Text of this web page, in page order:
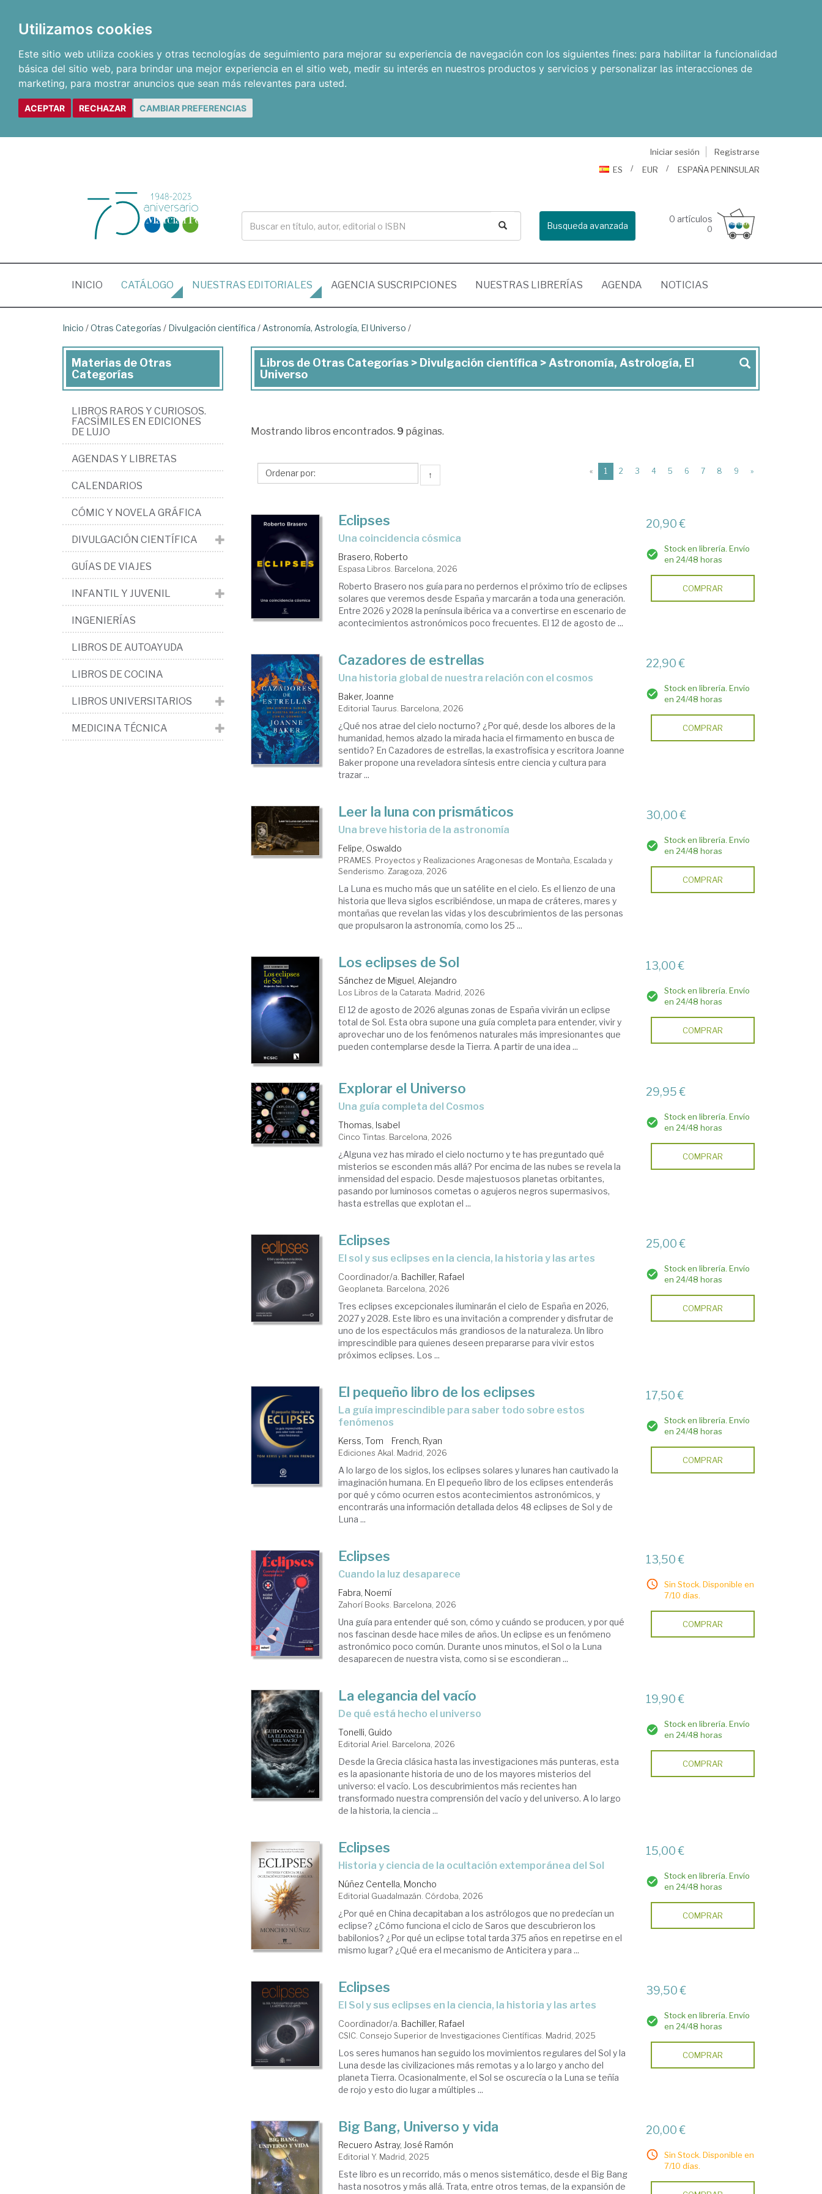
Utilizamos cookies
Este sitio web utiliza cookies y otras tecnologías de seguimiento para mejorar su experiencia de navegación con los siguientes fines: para habilitar la funcionalidad
básica del sitio web, para brindar una mejor experiencia en el sitio web, medir su interés en nuestros productos y servicios y personalizar las interacciones de
marketing, para mostrar anuncios que sean más relevantes para usted.
ACEPTAR RECHAZAR CAMBIAR PREFERENCIAS
Iniciar sesión
Registrarse
ES
EUR ESPAÑA PENINSULAR
Busqueda avanzada
0 artículos
0
INICIO (CURRENT)
CATÁLOGO NUESTRAS EDITORIALES AGENCIA SUSCRIPCIONES NUESTRAS LIBRERÍAS AGENDA NOTICIAS
Inicio /Otras Categorías / Divulgación científica / Astronomía, Astrología, El Universo /
Libros
de
Categorías
Divulgación
científica
Astronomía,
Astrología,
El
Universo
Libros de Otras Categorías > Divulgación científica > Astronomía, Astrología, El
Universo
Mostrando libros encontrados. 9 páginas.
↑ « 1 (current)
2 3 4 5 6 7 8 9 »
Eclipses
Una coincidencia cósmica
Brasero, Roberto
Espasa Libros. Barcelona, 2026
Roberto Brasero nos guía para no perdernos el próximo trío de eclipses
solares que veremos desde España y marcarán a toda una generación.
Entre 2026 y 2028 la península ibérica va a convertirse en escenario de
acontecimientos astronómicos poco frecuentes. El 12 de agosto de ...
20,90 €
Stock en librería. Envío
en 24/48 horas
COMPRAR
Cazadores de estrellas
Una historia global de nuestra relación con el cosmos
Baker, Joanne
Editorial Taurus. Barcelona, 2026
¿Qué nos atrae del cielo nocturno? ¿Por qué, desde los albores de la
humanidad, hemos alzado la mirada hacia el firmamento en busca de
sentido? En Cazadores de estrellas, la exastrofísica y escritora Joanne
Baker propone una reveladora síntesis entre ciencia y cultura para
trazar ...
22,90 €
Stock en librería. Envío
en 24/48 horas
COMPRAR
Leer la luna con prismáticos
Una breve historia de la astronomía
Felipe, Oswaldo
PRAMES. Proyectos y Realizaciones Aragonesas de Montaña, Escalada y
Senderismo. Zaragoza, 2026
La Luna es mucho más que un satélite en el cielo. Es el lienzo de una
historia que lleva siglos escribiéndose, un mapa de cráteres, mares y
montañas que revelan las vidas y los descubrimientos de las personas
que propulsaron la astronomía, como los 25 ...
30,00 €
Stock en librería. Envío
en 24/48 horas
COMPRAR
Los eclipses de Sol
Sánchez de Miguel, Alejandro
Los Libros de la Catarata. Madrid, 2026
El 12 de agosto de 2026 algunas zonas de España vivirán un eclipse
total de Sol. Esta obra supone una guía completa para entender, vivir y
aprovechar uno de los fenómenos naturales más impresionantes que
pueden contemplarse desde la Tierra. A partir de una idea ...
13,00 €
Stock en librería. Envío
en 24/48 horas
COMPRAR
Explorar el Universo
Una guía completa del Cosmos
Thomas, Isabel
Cinco Tintas. Barcelona, 2026
¿Alguna vez has mirado el cielo nocturno y te has preguntado qué
misterios se esconden más allá? Por encima de las nubes se revela la
inmensidad del espacio. Desde majestuosos planetas orbitantes,
pasando por luminosos cometas o agujeros negros supermasivos,
hasta estrellas que explotan el ...
29,95 €
Stock en librería. Envío
en 24/48 horas
COMPRAR
Eclipses
El sol y sus eclipses en la ciencia, la historia y las artes
Coordinador/a. Bachiller, Rafael
Geoplaneta. Barcelona, 2026
Tres eclipses excepcionales iluminarán el cielo de España en 2026,
2027 y 2028. Este libro es una invitación a comprender y disfrutar de
uno de los espectáculos más grandiosos de la naturaleza. Un libro
imprescindible para quienes deseen prepararse para vivir estos
próximos eclipses. Los ...
25,00 €
Stock en librería. Envío
en 24/48 horas
COMPRAR
El pequeño libro de los eclipses
La guía imprescindible para saber todo sobre estos
fenómenos
Kerss, Tom French, Ryan
Ediciones Akal. Madrid, 2026
A lo largo de los siglos, los eclipses solares y lunares han cautivado la
imaginación humana. En El pequeño libro de los eclipses entenderás
por qué y cómo ocurren estos acontecimientos astronómicos, y
encontrarás una información detallada delos 48 eclipses de Sol y de
Luna ...
17,50 €
Stock en librería. Envío
en 24/48 horas
COMPRAR
Eclipses
Cuando la luz desaparece
Fabra, Noemí
Zahorí Books. Barcelona, 2026
Una guía para entender qué son, cómo y cuándo se producen, y por qué
nos fascinan desde hace miles de años. Un eclipse es un fenómeno
astronómico poco común. Durante unos minutos, el Sol o la Luna
desaparecen de nuestra vista, como si se escondieran ...
13,50 €
Sin Stock. Disponible en
7/10 días.
COMPRAR
La elegancia del vacío
De qué está hecho el universo
Tonelli, Guido
Editorial Ariel. Barcelona, 2026
Desde la Grecia clásica hasta las investigaciones más punteras, esta
es la apasionante historia de uno de los mayores misterios del
universo: el vacío. Los descubrimientos más recientes han
transformado nuestra comprensión del vacío y del universo. A lo largo
de la historia, la ciencia ...
19,90 €
Stock en librería. Envío
en 24/48 horas
COMPRAR
Eclipses
Historia y ciencia de la ocultación extemporánea del Sol
Núñez Centella, Moncho
Editorial Guadalmazán. Córdoba, 2026
¿Por qué en China decapitaban a los astrólogos que no predecían un
eclipse? ¿Cómo funciona el ciclo de Saros que descubrieron los
babilonios? ¿Por qué un eclipse total tarda 375 años en repetirse en el
mismo lugar? ¿Qué era el mecanismo de Anticitera y para ...
15,00 €
Stock en librería. Envío
en 24/48 horas
COMPRAR
Eclipses
El Sol y sus eclipses en la ciencia, la historia y las artes
Coordinador/a. Bachiller, Rafael
CSIC. Consejo Superior de Investigaciones Científicas. Madrid, 2025
Los seres humanos han seguido los movimientos regulares del Sol y la
Luna desde las civilizaciones más remotas y a lo largo y ancho del
planeta Tierra. Ocasionalmente, el Sol se oscurecía o la Luna se teñía
de rojo y esto dio lugar a múltiples ...
39,50 €
Stock en librería. Envío
en 24/48 horas
COMPRAR
Big Bang, Universo y vida
Recuero Astray, José Ramón
Editorial Y. Madrid, 2025
Este libro es un recorrido, más o menos sistemático, desde el Big Bang
hasta nosotros y más allá. Trata, entre otros temas, de la expansión de
20,00 €
Sin Stock. Disponible en
7/10 días.
Materias de Otras
Categorías
LIBROS RAROS Y CURIOSOS.
FACSÍMILES EN EDICIONES
DE LUJO
AGENDAS Y LIBRETAS
CALENDARIOS
CÓMIC Y NOVELA GRÁFICA
DIVULGACIÓN CIENTÍFICA
GUÍAS DE VIAJES
INFANTIL Y JUVENIL
INGENIERÍAS
LIBROS DE AUTOAYUDA
LIBROS DE COCINA
LIBROS UNIVERSITARIOS
MEDICINA TÉCNICA